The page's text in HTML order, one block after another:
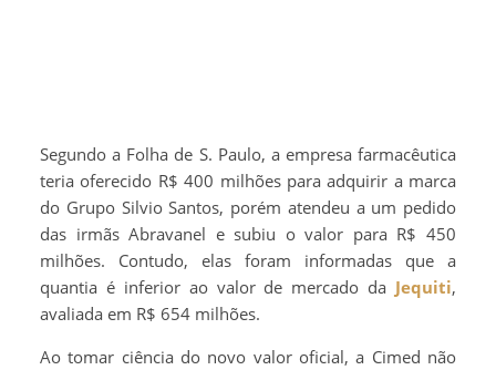
Segundo a Folha de S. Paulo, a empresa farmacêutica
teria oferecido R$ 400 milhões para adquirir a marca
do Grupo Silvio Santos, porém atendeu a um pedido
das irmãs Abravanel e subiu o valor para R$ 450
milhões. Contudo, elas foram informadas que a
quantia é inferior ao valor de mercado da Jequiti,
avaliada em R$ 654 milhões.
Ao tomar ciência do novo valor oficial, a Cimed não